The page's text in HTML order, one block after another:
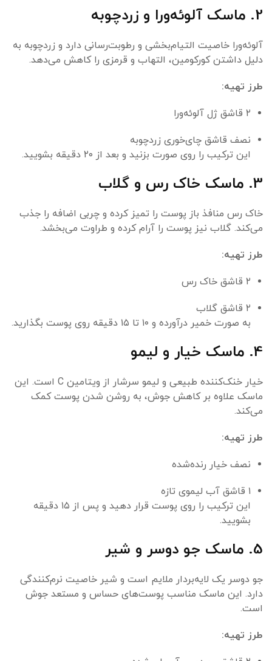
2. ماسک آلوئه‌ورا و زردچوبه
آلوئه‌ورا خاصیت التیام‌بخشی و رطوبت‌رسانی دارد و زردچوبه به
دلیل داشتن کورکومین، التهاب و قرمزی را کاهش می‌دهد.
طرز تهیه:
۲ قاشق ژل آلوئه‌ورا
نصف قاشق چای‌خوری زردچوبه
این ترکیب را روی صورت بزنید و بعد از ۲۰ دقیقه بشویید.
3. ماسک خاک رس و گلاب
خاک رس منافذ باز پوست را تمیز کرده و چربی اضافه را جذب
می‌کند. گلاب نیز پوست را آرام کرده و طراوت می‌بخشد.
طرز تهیه:
۲ قاشق خاک رس
۲ قاشق گلاب
به صورت خمیر درآورده و ۱۰ تا ۱۵ دقیقه روی پوست بگذارید.
4. ماسک خیار و لیمو
خیار خنک‌کننده طبیعی و لیمو سرشار از ویتامین C است. این
ماسک علاوه بر کاهش جوش، به روشن شدن پوست کمک
می‌کند.
طرز تهیه:
نصف خیار رنده‌شده
۱ قاشق آب لیموی تازه
این ترکیب را روی پوست قرار دهید و پس از ۱۵ دقیقه
بشویید.
5. ماسک جو دوسر و شیر
جو دوسر یک لایه‌بردار ملایم است و شیر خاصیت نرم‌کنندگی
دارد. این ماسک مناسب پوست‌های حساس و مستعد جوش
است.
طرز تهیه: